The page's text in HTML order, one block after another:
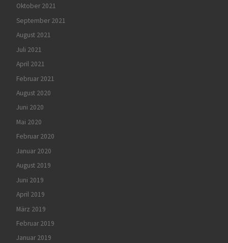
Oktober 2021
September 2021
August 2021
Juli 2021
April 2021
Februar 2021
August 2020
Juni 2020
Mai 2020
Februar 2020
Januar 2020
August 2019
Juni 2019
April 2019
März 2019
Februar 2019
Januar 2019